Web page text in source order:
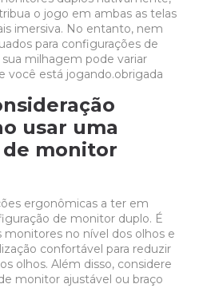
o jogo em ambas as telas
imersiva. No entanto, nem
para configurações de
milhagem pode variar
você está jogando.obrigada
usar uma
monitor
ergonômicas a ter em
de monitor duplo. É
no nível dos olhos e
confortável para reduzir
olhos. Além disso, considere
monitor ajustável ou braço